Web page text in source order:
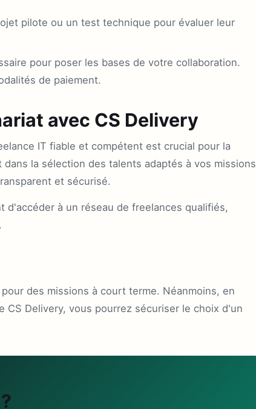
pilote ou un test technique pour évaluer leur
pour poser les bases de votre collaboration.
de paiement.
avec CS Delivery
IT fiable et compétent est crucial pour la
la sélection des talents adaptés à vos missions
et sécurisé.
d'accéder à un réseau de freelances qualifiés,
des missions à court terme. Néanmoins, en
Delivery, vous pourrez sécuriser le choix d'un